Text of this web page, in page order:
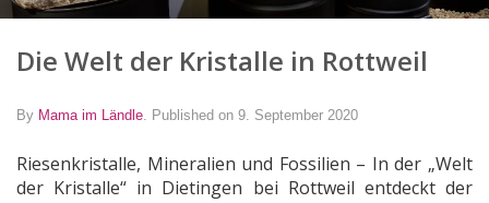
Die Welt der Kristalle in Rottweil
By Mama im Ländle Published on 9. September 2020
Riesenkristalle, Mineralien und Fossilien – In der „Welt
der Kristalle“ in Dietingen bei Rottweil entdeckt der